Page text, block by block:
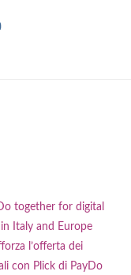
together for digital
Italy and Europe
l’offerta dei
con Plick di PayDo